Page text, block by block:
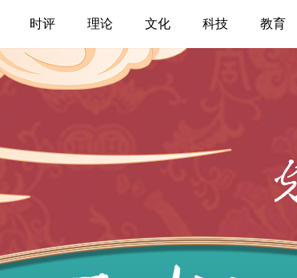
时评 理论 文化 科技 教育